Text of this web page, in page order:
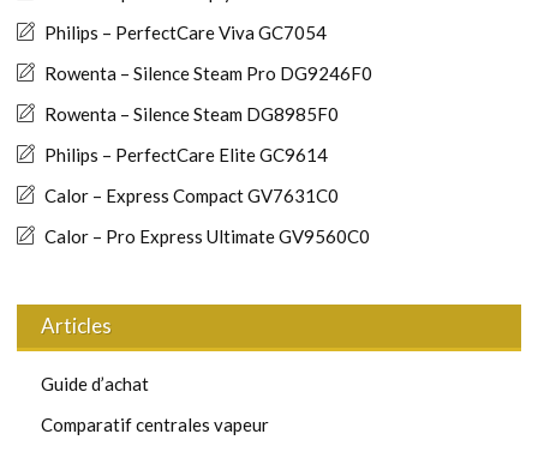
Philips – PerfectCare Viva GC7054
Rowenta – Silence Steam Pro DG9246F0
Rowenta – Silence Steam DG8985F0
Philips – PerfectCare Elite GC9614
Calor – Express Compact GV7631C0
Calor – Pro Express Ultimate GV9560C0
Articles
Guide d’achat
Comparatif centrales vapeur